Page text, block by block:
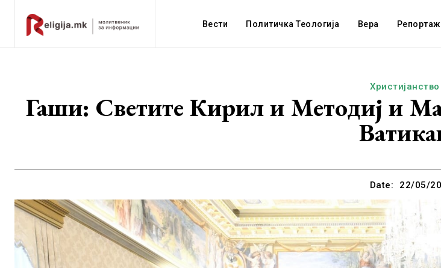
Вести Политичка Теологија Вера
Христијанство
Гаши: Светите Кирил и Методиј и
Date: 22/05/